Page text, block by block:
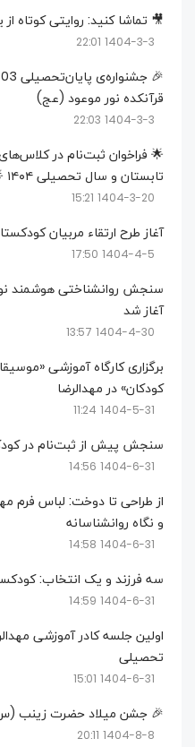
🎥 تماشا کنید: روایتی کوتاه
1404-3-3 22:01
قرآنکده نور موعود (عج)
1404-3-3 22:03
🌟 فراخوان ثبت‌نام در
تابستان و سال تحصیلی ۱۴۰۴ 🌟
1404-3-20 15:21
آغاز طرح ارتقاء مربیان
1404-4-5 17:50
سنجش روانشناختی هوشمند
آغاز شد
1404-4-30 13:57
برگزاری کارگاه آموزشی
کودکان» در مهدالرضا
1404-5-31 11:24
سنجش پیش از ثبت‌نام در
1404-6-31 14:56
از طراحی تا دوخت: لباس فرم
و نگاه روانشناسانه
1404-6-31 14:58
سه فرزند و یک انتخاب:
1404-6-31 14:59
اولین جلسه کادر آموزشی
تحصیلی
1404-6-31 15:01
🎉 جشن میلاد حضرت زینب (س)
1404-8-8 20:11